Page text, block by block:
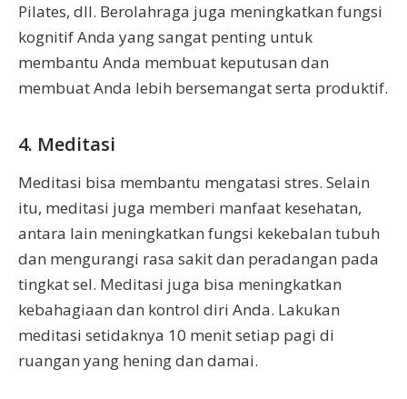
Pilates, dll. Berolahraga juga meningkatkan fungsi
kognitif Anda yang sangat penting untuk
membantu Anda membuat keputusan dan
membuat Anda lebih bersemangat serta produktif.
4. Meditasi
Meditasi bisa membantu mengatasi stres. Selain
itu, meditasi juga memberi manfaat kesehatan,
antara lain meningkatkan fungsi kekebalan tubuh
dan mengurangi rasa sakit dan peradangan pada
tingkat sel. Meditasi juga bisa meningkatkan
kebahagiaan dan kontrol diri Anda. Lakukan
meditasi setidaknya 10 menit setiap pagi di
ruangan yang hening dan damai.